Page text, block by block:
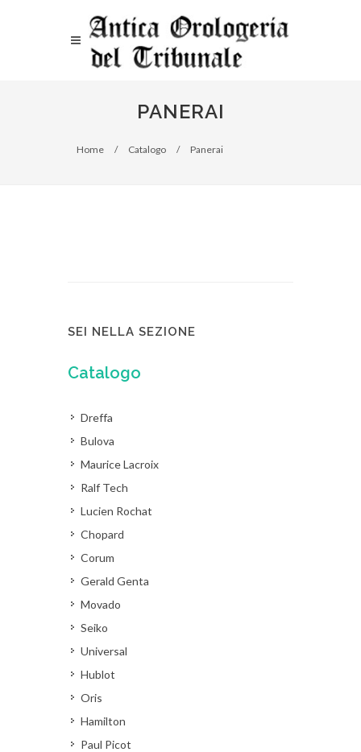
PANERAI
Home / Catalogo / Panerai
SEI NELLA SEZIONE
Catalogo
Dreffa
Bulova
Maurice Lacroix
Ralf Tech
Lucien Rochat
Chopard
Corum
Gerald Genta
Movado
Seiko
Universal
Hublot
Oris
Hamilton
Paul Picot